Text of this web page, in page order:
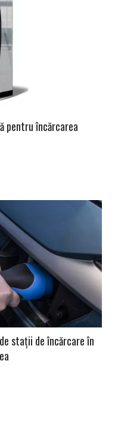
pentru încărcarea
stații de încărcare în